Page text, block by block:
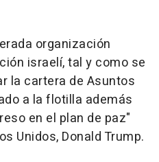
organización
israelí, tal y como se
la cartera de Asuntos
a la flotilla además
en el plan de paz"
Unidos, Donald Trump.